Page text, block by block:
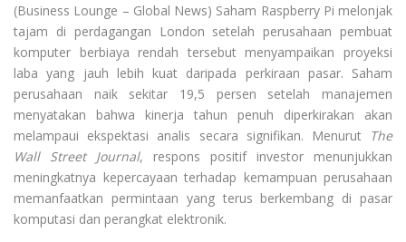
(Business Lounge – Global News) Saham Raspberry Pi melonjak
tajam di perdagangan London setelah perusahaan pembuat
komputer berbiaya rendah tersebut menyampaikan proyeksi
laba yang jauh lebih kuat daripada perkiraan pasar. Saham
perusahaan naik sekitar 19,5 persen setelah manajemen
menyatakan bahwa kinerja tahun penuh diperkirakan akan
melampaui ekspektasi analis secara signifikan. Menurut The
Wall Street Journal, respons positif investor menunjukkan
meningkatnya kepercayaan terhadap kemampuan perusahaan
memanfaatkan permintaan yang terus berkembang di pasar
komputasi dan perangkat elektronik.